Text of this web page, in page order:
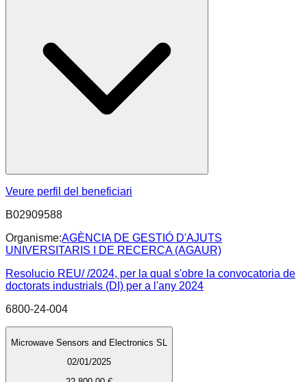
Veure perfil del beneficiari
B02909588
Organisme:AGÈNCIA DE GESTIÓ D'AJUTS
UNIVERSITARIS I DE RECERCA (AGAUR)
Resolucio REU/ /2024, per la qual s'obre la convocatoria de
doctorats industrials (DI) per a l'any 2024
6800-24-004
Microwave Sensors and Electronics SL
02/01/2025